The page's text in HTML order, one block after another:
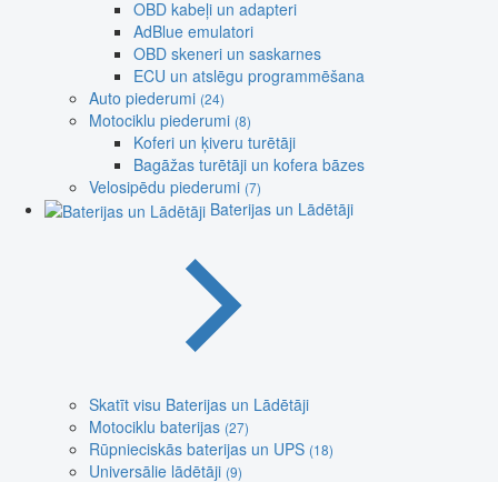
OBD kabeļi un adapteri
AdBlue emulatori
OBD skeneri un saskarnes
ECU un atslēgu programmēšana
Auto piederumi (24)
Motociklu piederumi (8)
Koferi un ķiveru turētāji
Bagāžas turētāji un kofera bāzes
Velosipēdu piederumi (7)
Baterijas un Lādētāji
Skatīt visu Baterijas un Lādētāji
Motociklu baterijas (27)
Rūpnieciskās baterijas un UPS (18)
Universālie lādētāji (9)